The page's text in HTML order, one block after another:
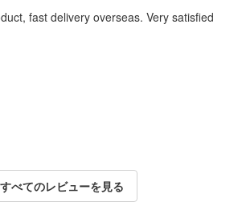
fast delivery overseas. Very satisfied
すべてのレビューを見る